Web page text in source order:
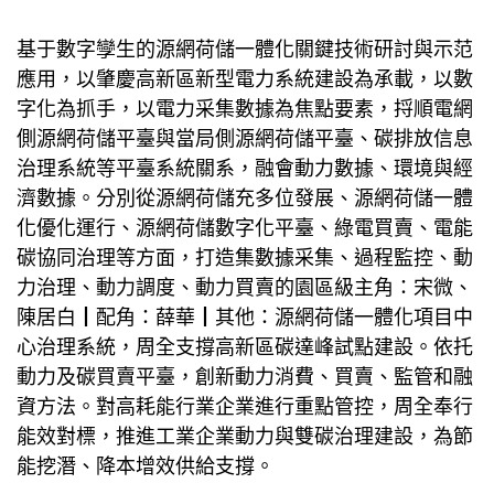
基于數字孿生的源網荷儲一體化關鍵技術研討與示范
應用，以肇慶高新區新型電力系統建設為承載，以數
字化為抓手，以電力采集數據為焦點要素，捋順電網
側源網荷儲平臺與當局側源網荷儲平臺、碳排放信息
治理系統等平臺系統關系，融會動力數據、環境與經
濟數據。分別從源網荷儲充多位發展、源網荷儲一體
化優化運行、源網荷儲數字化平臺、綠電買賣、電能
碳協同治理等方面，打造集數據采集、過程監控、動
力治理、動力調度、動力買賣的園區級主角：宋微、
陳居白┃配角：薛華┃其他：源網荷儲一體化項目中
心治理系統，周全支撐高新區碳達峰試點建設。依托
動力及碳買賣平臺，創新動力消費、買賣、監管和融
資方法。對高耗能行業企業進行重點管控，周全奉行
能效對標，推進工業企業動力與雙碳治理建設，為節
能挖潛、降本增效供給支撐。